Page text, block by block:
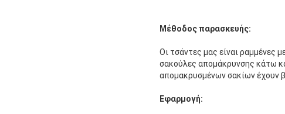
Μέθοδος παρασκευής:
Οι τσάντες μας είναι ραμμένες
σακούλες απομάκρυνσης κάτω
απομακρυσμένων σακίων έχουν
Εφαρμογή: